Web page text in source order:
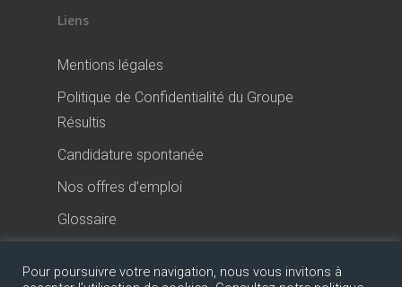
Liens
Mentions légales
Politique de Confidentialité du Groupe
Résultis
Candidature spontanée
Nos offres d’emploi
Glossaire
Pour poursuivre votre navigation, nous vous invitons à